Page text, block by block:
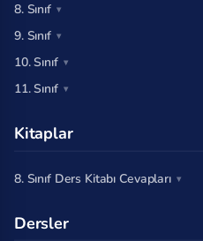
8. Sınıf
9. Sınıf
10. Sınıf
11. Sınıf
Kitaplar
8. Sınıf Ders Kitabı Cevapları
Dersler